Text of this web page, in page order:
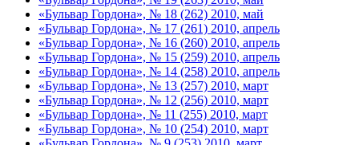
«Бульвар Гордона», № 18 (262) 2010, май
«Бульвар Гордона», № 17 (261) 2010, апрель
«Бульвар Гордона», № 16 (260) 2010, апрель
«Бульвар Гордона», № 15 (259) 2010, апрель
«Бульвар Гордона», № 14 (258) 2010, апрель
«Бульвар Гордона», № 13 (257) 2010, март
«Бульвар Гордона», № 12 (256) 2010, март
«Бульвар Гордона», № 11 (255) 2010, март
«Бульвар Гордона», № 10 (254) 2010, март